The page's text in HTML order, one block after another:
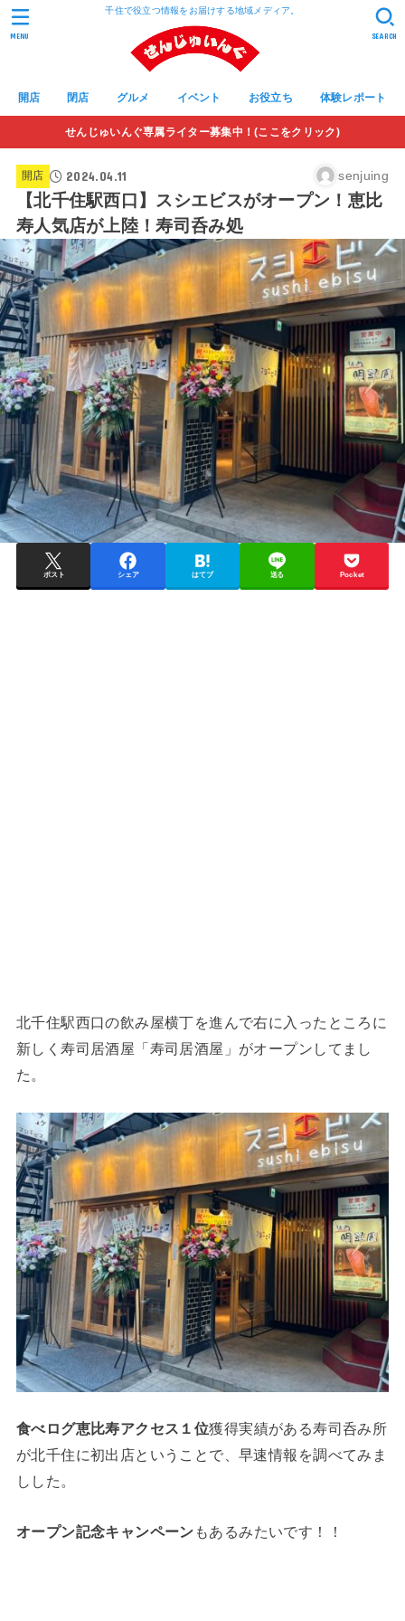
千住で役立つ情報をお届けする地域メディア。
開店 閉店 グルメ イベント お役立ち 体験レポート
SEARCH
MENU
せんじゅいんぐ専属ライター募集中！(ここをクリック)
開店 2024.04.11 senjuing
【北千住駅西口】スシエビスがオープン！恵比
寿人気店が上陸！寿司呑み処
ポスト シェア はてブ 送る Pocket
北千住駅西口の飲み屋横丁を進んで右に入ったところに
新しく寿司居酒屋「寿司居酒屋」がオープンしてまし
た。
食べログ恵比寿アクセス１位獲得実績がある寿司呑み所
が北千住に初出店ということで、早速情報を調べてみま
しした。
オープン記念キャンペーン もあるみたいです！！